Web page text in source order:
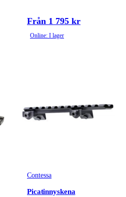
Från 1 795 kr
Online: I lager
Contessa
Picatinnyskena